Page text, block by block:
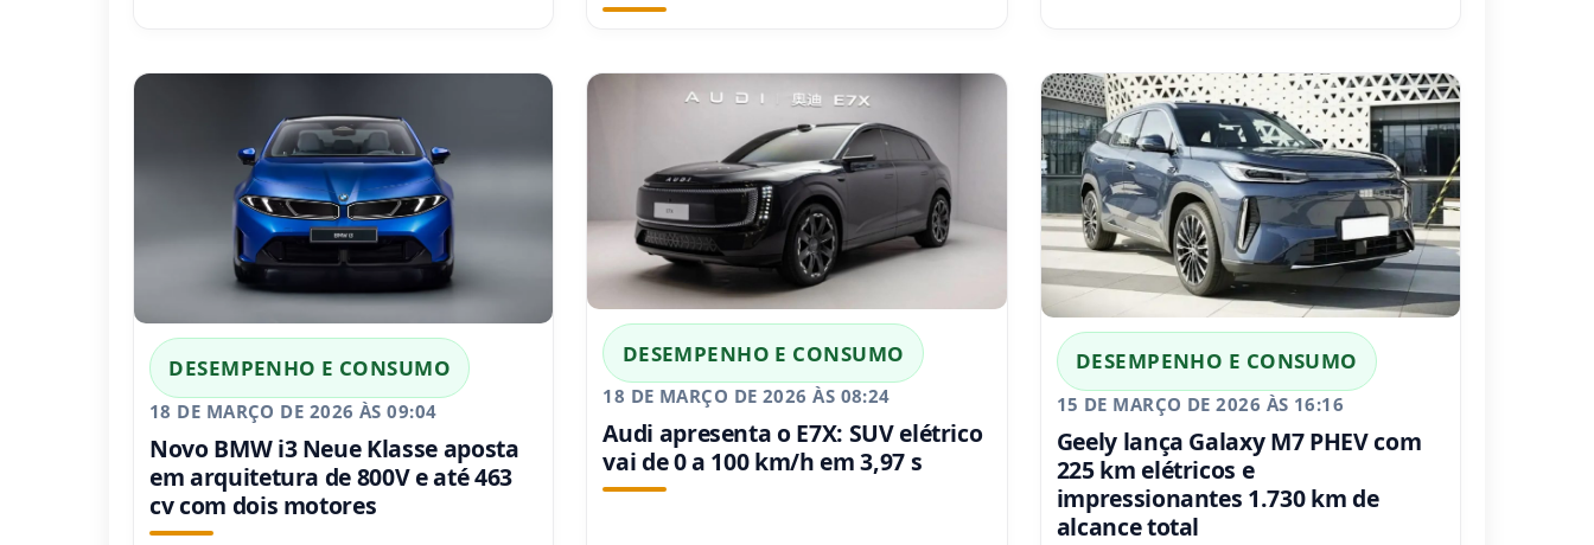
DESEMPENHO E CONSUMO
18 DE MARÇO DE 2026 ÀS 09:04
Novo BMW i3 Neue Klasse aposta
em arquitetura de 800V e até 463
cv com dois motores
DESEMPENHO E CONSUMO
18 DE MARÇO DE 2026 ÀS 08:24
Audi apresenta o E7X: SUV elétrico
vai de 0 a 100 km/h em 3,97 s
DESEMPENHO E CONSUMO
15 DE MARÇO DE 2026 ÀS 16:16
Geely lança Galaxy M7 PHEV com
225 km elétricos e
impressionantes 1.730 km de
alcance total